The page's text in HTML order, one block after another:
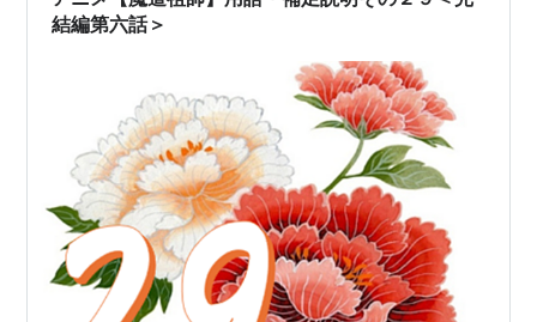
げな性格になり、夜狩…
結編第六話＞